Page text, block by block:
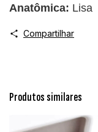
Anatômica: Lisa
Compartilhar
Produtos similares